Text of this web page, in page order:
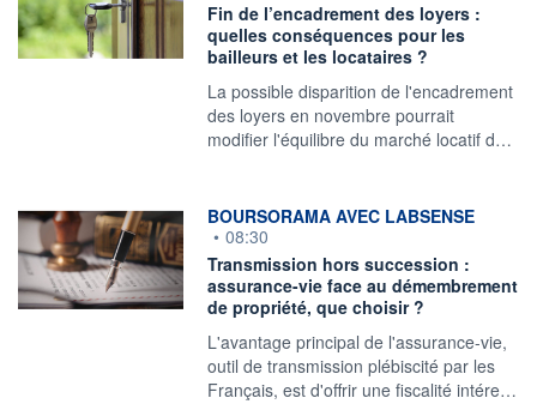
Fin de l’encadrement des loyers :
quelles conséquences pour les
bailleurs et les locataires ?
La possible disparition de l'encadrement
des loyers en novembre pourrait
modifier l'équilibre du marché locatif d…
information fournie par
BOURSORAMA AVEC LABSENSE
• 08:30
Transmission hors succession :
assurance-vie face au démembrement
de propriété, que choisir ?
L'avantage principal de l'assurance-vie,
outil de transmission plébiscité par les
Français, est d'offrir une fiscalité intére…